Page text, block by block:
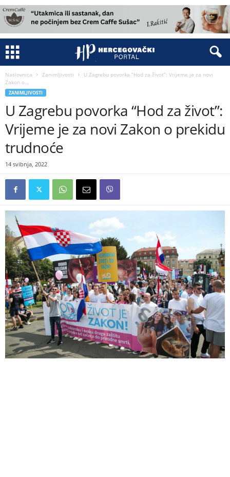
Naslovnica Zanimljivosti
U Zagrebu povorka “Hod za život”: Vrijeme je za novi
Zakon o...
ZANIMLJIVOSTI
U Zagrebu povorka “Hod za život”:
Vrijeme je za novi Zakon o prekidu
trudnoće
14 svibnja, 2022